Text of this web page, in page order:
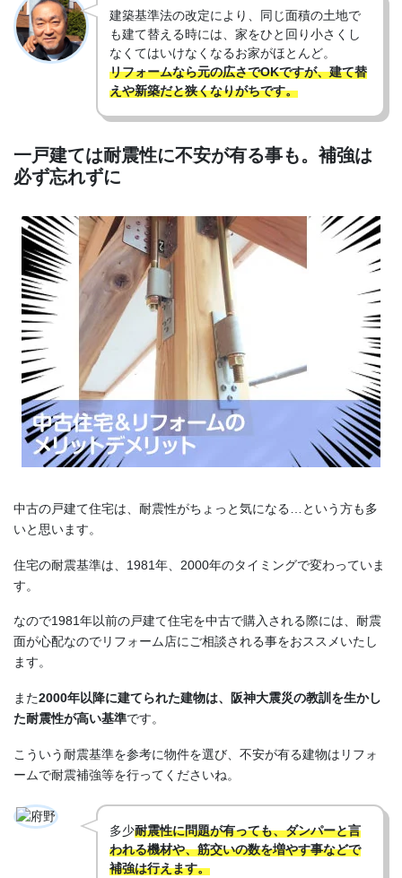
建築基準法の改定により、同じ面積の土地で
も建て替える時には、家をひと回り小さくし
なくてはいけなくなるお家がほとんど。
リフォームなら元の広さでOKですが、建て替
えや新築だと狭くなりがちです。
一戸建ては耐震性に不安が有る事も。補強は
必ず忘れずに
中古の戸建て住宅は、耐震性がちょっと気になる…という方も多
いと思います。
住宅の耐震基準は、1981年、2000年のタイミングで変わっていま
す。
なので1981年以前の戸建て住宅を中古で購入される際には、耐震
面が心配なのでリフォーム店にご相談される事をおススメいたし
ます。
また2000年以降に建てられた建物は、阪神大震災の教訓を生かし
た耐震性が高い基準です。
こういう耐震基準を参考に物件を選び、不安が有る建物はリフォ
ームで耐震補強等を行ってくださいね。
多少耐震性に問題が有っても、ダンパーと言
われる機材や、筋交いの数を増やす事などで
補強は行えます。